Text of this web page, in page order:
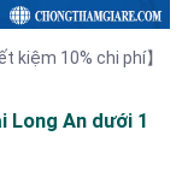
kiệm 10% chi phí】
Long An dưới 1